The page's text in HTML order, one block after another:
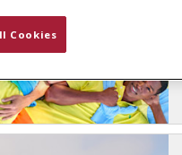
Cookies